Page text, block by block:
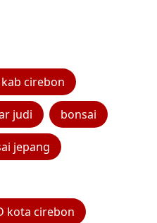
kab cirebon
judi bonsai
jepang
kota cirebon